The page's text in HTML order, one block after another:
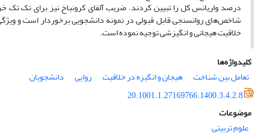
شاخص‌های روانسنجی قابل قبولی در نمونه دانشجویی برخوردار است و
خلاقیت هیجانی و انگیزشی توجیه نموده است.
کلیدواژه‌ها
تعامل بین شناخت
هیجان و انگیزه در خلاقیت روایی
دانشجویان
20.1001.1.27169766.1400.3.4.2.8
موضوعات
علوم تربیتی